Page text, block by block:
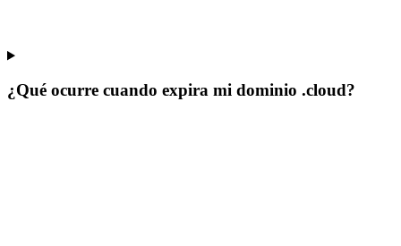
¿Qué ocurre cuando expira mi dominio .cloud?